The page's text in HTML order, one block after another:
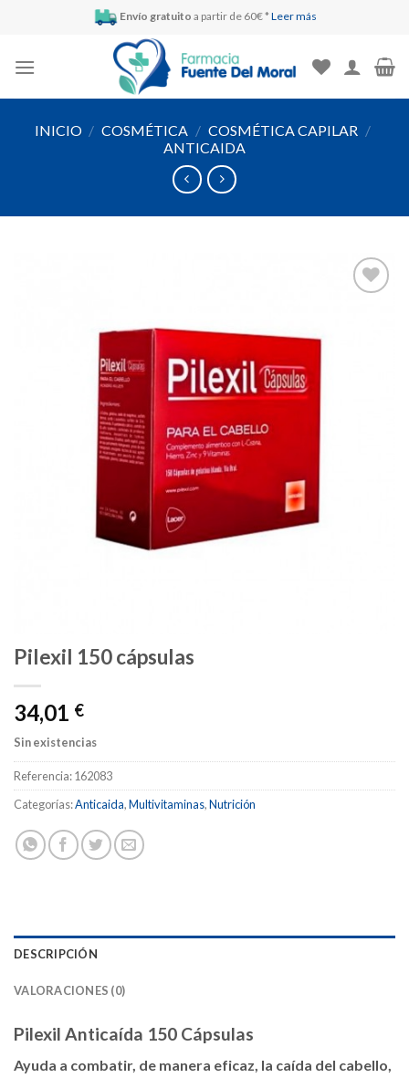
Envío gratuito a partir de 60€ * Leer más
INICIO / COSMÉTICA / COSMÉTICA CAPILAR /
ANTICAIDA
Pilexil 150 cápsulas
34,01 €
Sin existencias
Referencia:162083
Categorías:Anticaida,Multivitaminas,Nutrición
DESCRIPCIÓN
VALORACIONES (0)
Pilexil Anticaída 150 Cápsulas
Ayuda a combatir, de manera eficaz, la caída del cabello,